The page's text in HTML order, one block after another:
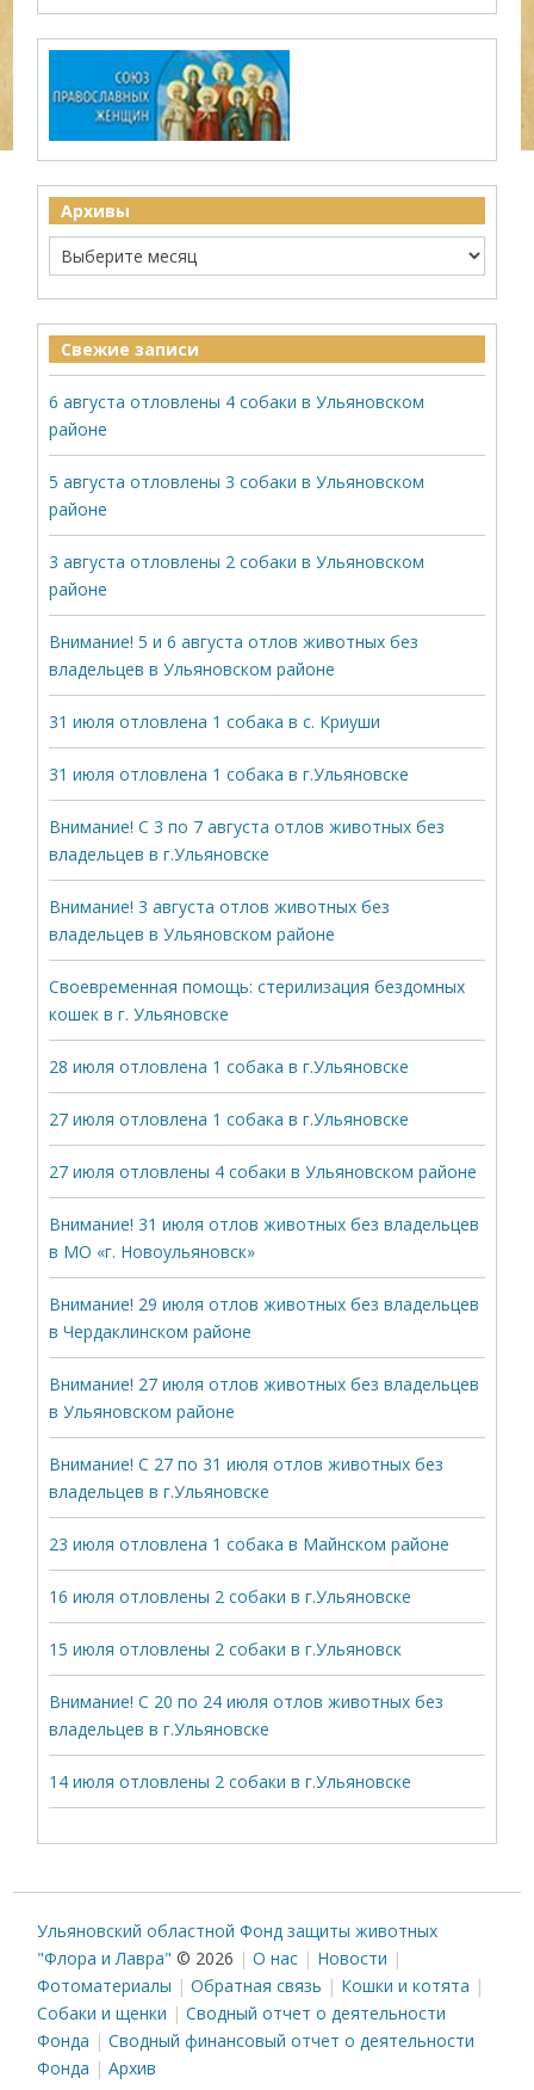
Архивы
Свежие записи
6 августа отловлены 4 собаки в Ульяновском
районе
5 августа отловлены 3 собаки в Ульяновском
районе
3 августа отловлены 2 собаки в Ульяновском
районе
Внимание! 5 и 6 августа отлов животных без
владельцев в Ульяновском районе
31 июля отловлена 1 собака в с. Криуши
31 июля отловлена 1 собака в г.Ульяновске
Внимание! С 3 по 7 августа отлов животных без
владельцев в г.Ульяновске
Внимание! 3 августа отлов животных без
владельцев в Ульяновском районе
Своевременная помощь: стерилизация бездомных
кошек в г. Ульяновске
28 июля отловлена 1 собака в г.Ульяновске
27 июля отловлена 1 собака в г.Ульяновске
27 июля отловлены 4 собаки в Ульяновском районе
Внимание! 31 июля отлов животных без владельцев
в МО «г. Новоульяновск»
Внимание! 29 июля отлов животных без владельцев
в Чердаклинском районе
Внимание! 27 июля отлов животных без владельцев
в Ульяновском районе
Внимание! С 27 по 31 июля отлов животных без
владельцев в г.Ульяновске
23 июля отловлена 1 собака в Майнском районе
16 июля отловлены 2 собаки в г.Ульяновске
15 июля отловлены 2 собаки в г.Ульяновск
Внимание! С 20 по 24 июля отлов животных без
владельцев в г.Ульяновске
14 июля отловлены 2 собаки в г.Ульяновске
Ульяновский областной Фонд защиты животных
"Флора и Лавра" © 2026 О нас
Новости
Фотоматериалы
Обратная связь
Кошки и котята
Собаки и щенки
Сводный отчет о деятельности
Фонда
Сводный финансовый отчет о деятельности
Фонда
Архив